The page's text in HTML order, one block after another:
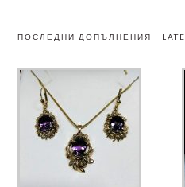
ПОСЛЕДНИ ДОПЪЛНЕНИЯ |